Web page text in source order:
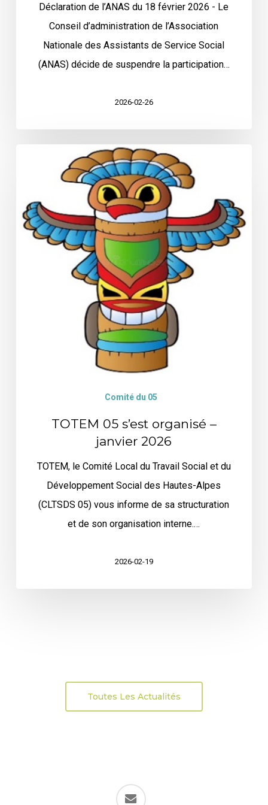
Déclaration de l’ANAS du 18 février 2026 - Le
Conseil d’administration de l’Association
Nationale des Assistants de Service Social
(ANAS) décide de suspendre la participation…
2026-02-26
TOTEM
05
s’est
organisé
2026
Comité du 05
TOTEM 05 s’est organisé –
janvier 2026
TOTEM, le Comité Local du Travail Social et du
Développement Social des Hautes-Alpes
(CLTSDS 05) vous informe de sa structuration
et de son organisation interne.…
2026-02-19
Toutes Les Actualités
email